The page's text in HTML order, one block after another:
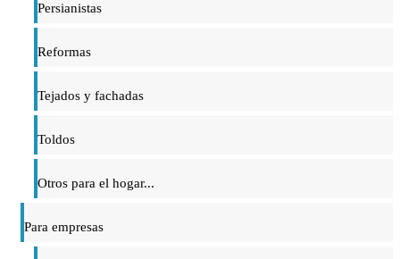
Persianistas
Reformas
Tejados y fachadas
Toldos
Otros para el hogar...
Para empresas